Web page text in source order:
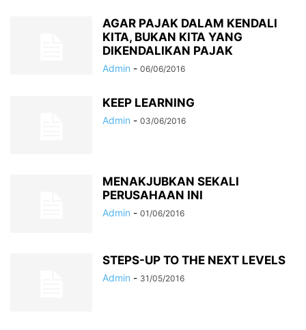
AGAR PAJAK DALAM KENDALI
KITA, BUKAN KITA YANG
DIKENDALIKAN PAJAK
Admin - 06/06/2016
KEEP LEARNING
Admin - 03/06/2016
MENAKJUBKAN SEKALI
PERUSAHAAN INI
Admin - 01/06/2016
STEPS-UP TO THE NEXT LEVELS
Admin - 31/05/2016